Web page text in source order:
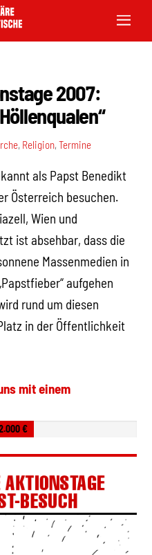
2007:
, Religion,Termine
als Papst Benedikt
Österreich besuchen.
Wien und
ist absehbar, dass die
Massenmedien in
aufgehen
rund um diesen
in der Öffentlichkeit
mit einem
€